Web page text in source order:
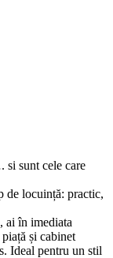
si sunt cele care
de locuință: practic,
ai în imediata
și cabinet
Ideal pentru un stil